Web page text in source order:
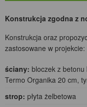
Konstrukcja zgodna z
Konstrukcja oraz
zastosowane w projekcie:
ściany: bloczek z
Termo Organika 20 cm,
strop: płyta żelbetowa